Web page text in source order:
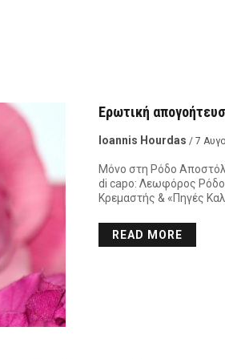
Ερωτική
Ioannis Hourdas / 7
Μόνο στη Ρόδο
di capo: Λεωφόρος
Κρεμαστής & «Πηγές
READ MORE